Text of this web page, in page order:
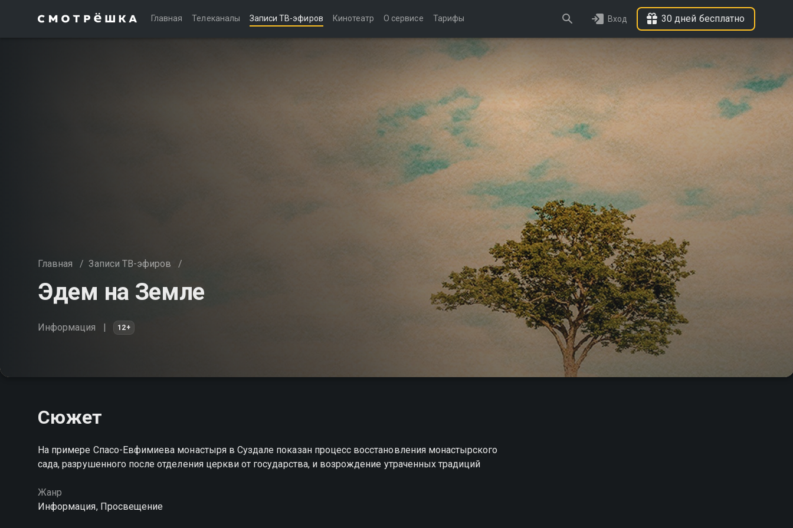
Главная Телеканалы Записи ТВ-эфиров Кинотеатр О сервисе Тарифы Вход 30 дней бесплатно
Главная / Записи ТВ-эфиров /
Эдем на Земле
Информация 12+
Сюжет
На примере Спасо-Евфимиева монастыря в Суздале показан процесс восстановления монастырского
сада, разрушенного после отделения церкви от государства, и возрождение утраченных традиций
Жанр
Информация, Просвещение